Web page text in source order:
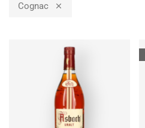
Cognac